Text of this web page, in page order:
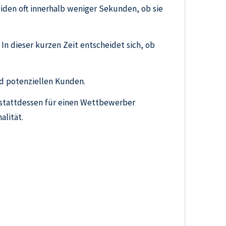
oft innerhalb weniger Sekunden, ob sie
dieser kurzen Zeit entscheidet sich, ob
potenziellen Kunden.
für einen Wettbewerber